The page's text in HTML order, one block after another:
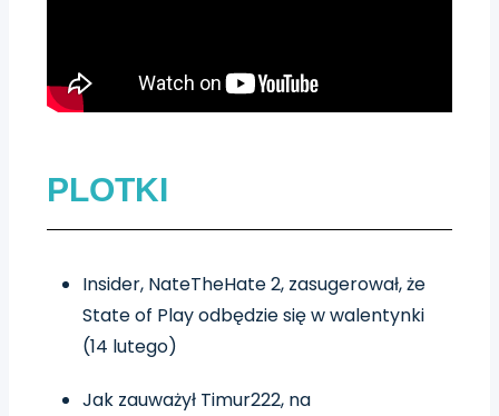
PLOTKI
Insider, NateTheHate 2, zasugerował, że
State of Play odbędzie się w walentynki
(14 lutego)
Jak zauważył Timur222, na